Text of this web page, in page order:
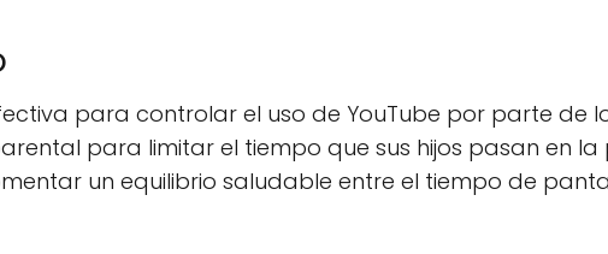
para controlar el uso de YouTube por parte de
para limitar el tiempo que sus hijos pasan en
un equilibrio saludable entre el tiempo de